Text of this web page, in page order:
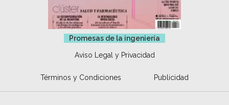
Promesas de la ingeniería
Aviso Legal y Privacidad
Términos y Condiciones Publicidad